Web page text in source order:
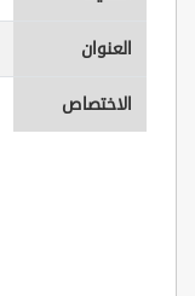
العنوان
الاختصاص